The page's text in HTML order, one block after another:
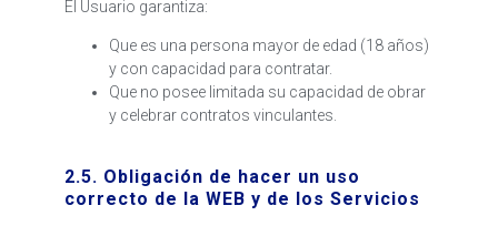
El Usuario garantiza:
Que es una persona mayor de edad (18 años)
y con capacidad para contratar.
Que no posee limitada su capacidad de obrar
y celebrar contratos vinculantes.
2.5. Obligación de hacer un uso
correcto de la WEB y de los Servicios